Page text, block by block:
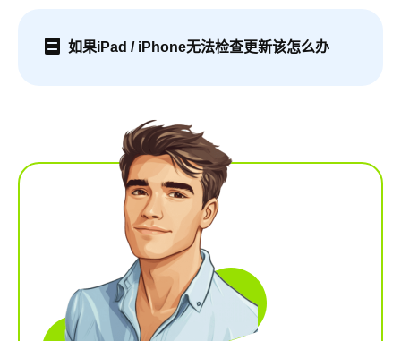
如果iPad / iPhone无法检查更新该怎么办